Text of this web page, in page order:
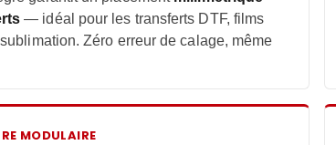
— idéal pour les transferts DTF, films
Zéro erreur de calage, même
MODULAIRE